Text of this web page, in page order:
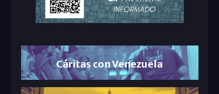
Cáritas con Venezuela